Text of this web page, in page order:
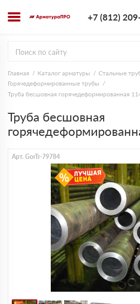
+7 (812)
Главная Каталог арматуры Стальные
Горячедеформированные трубы
Труба бесшовная горячедеформированная
Труба бесшовная
Арт. GorTr-79784